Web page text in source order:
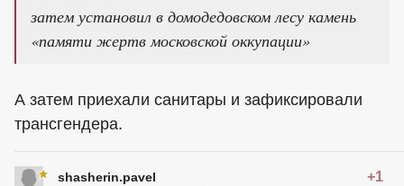
затем установил в домодедовском лесу камень
«памяти жертв московской оккупации»
А затем приехали санитары и зафиксировали
трансгендера.
shasherin.pavel +1